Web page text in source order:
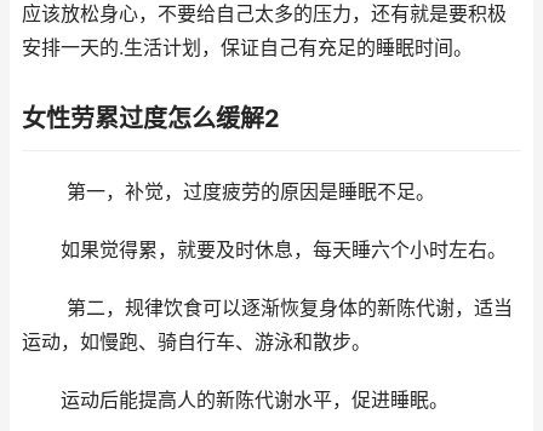
应该放松身心，不要给自己太多的压力，还有就是要积极
安排一天的.生活计划，保证自己有充足的睡眠时间。
女性劳累过度怎么缓解2
第一，补觉，过度疲劳的原因是睡眠不足。
如果觉得累，就要及时休息，每天睡六个小时左右。
第二，规律饮食可以逐渐恢复身体的新陈代谢，适当
运动，如慢跑、骑自行车、游泳和散步。
运动后能提高人的新陈代谢水平，促进睡眠。